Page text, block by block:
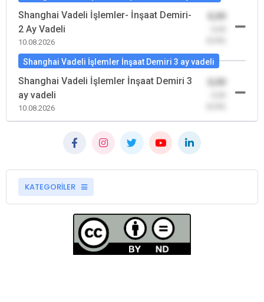
Shanghai Vadeli İşlemler- İnşaat Demiri-
2 Ay Vadeli
10.08.2026
Shanghai Vadeli İşlemler İnşaat Demiri 3 ay vadeli
Shanghai Vadeli İşlemler İnşaat Demiri 3
ay vadeli
10.08.2026
KATEGORİLER